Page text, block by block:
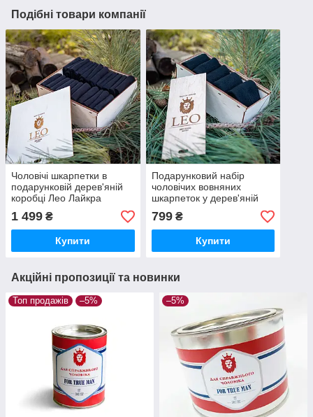
Подібні товари компанії
Чоловічі шкарпетки в
подарунковій дерев'яній
коробці Лео Лайкра
Преміум 24 пари розмір
40-46
1 499 ₴
Купити
Подарунковий набір
чоловічих вовняних
шкарпеток у дерев'яній
скриньці Лео BLACK 5
пар. носки на подарунок
799₴
Купити
Акційні пропозиції та новинки
Топ продажів –5% –5%